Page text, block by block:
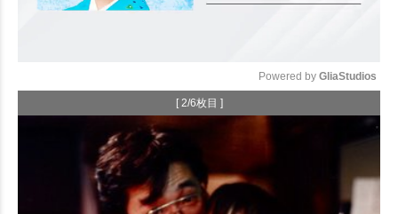
Powered by GliaStudios
[ 2/6枚目 ]